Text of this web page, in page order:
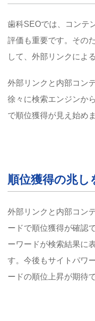
歯科SEOでは、コンテ
評価も重要です。その
して、外部リンクによ
外部リンクと内部コン
徐々に検索エンジンか
で順位獲得が見え始め
順位獲得の兆し
外部リンクと内部コン
ードで順位獲得が確認
ーワードが検索結果に
す。今後もサイトパワ
ードの順位上昇が期待